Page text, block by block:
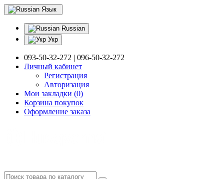
Язык
Russian
Укр
093-50-32-272 | 096-50-32-272
Личный кабинет
Регистрация
Авторизация
Мои закладки (0)
Корзина покупок
Оформление заказа